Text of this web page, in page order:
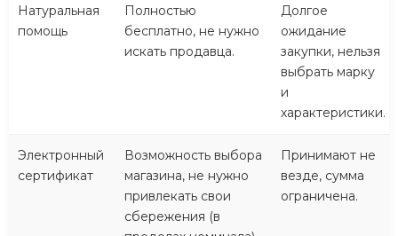
Натуральная
помощь
Полностью
бесплатно, не нужно
искать продавца.
Долгое
ожидание
закупки, нельзя
выбрать марку
и
характеристики.
Электронный
сертификат
Возможность выбора
магазина, не нужно
привлекать свои
сбережения (в
Принимают не
везде, сумма
ограничена.